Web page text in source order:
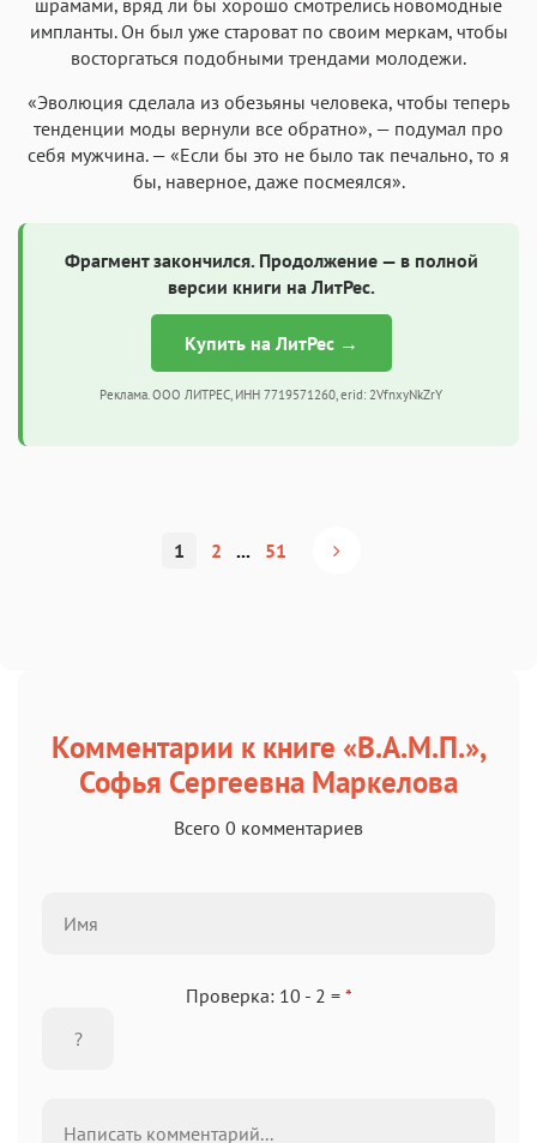
импланты. Он был уже староват по своим меркам, чтобы
восторгаться подобными трендами молодежи.
«Эволюция сделала из обезьяны человека, чтобы теперь
тенденции моды вернули все обратно», — подумал про
себя мужчина. — «Если бы это не было так печально, то я
бы, наверное, даже посмеялся».
Фрагмент закончился. Продолжение — в полной
версии книги на ЛитРес.
Купить на ЛитРес →
Реклама. ООО ЛИТРЕС, ИНН 7719571260, erid: 2VfnxyNkZrY
1 2 ... 51
Комментарии к книге «В.А.М.П.»,
Софья Сергеевна Маркелова
Всего 0 комментариев
Проверка: 10 - 2 = *